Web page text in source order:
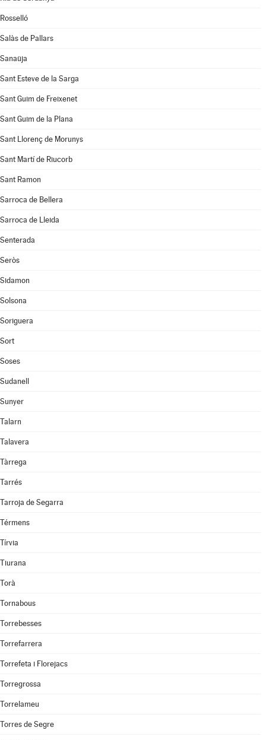
Rosselló
Salàs de Pallars
Sanaüja
Sant Esteve de la Sarga
Sant Guim de Freixenet
Sant Guim de la Plana
Sant Llorenç de Morunys
Sant Martí de Riucorb
Sant Ramon
Sarroca de Bellera
Sarroca de Lleida
Senterada
Seròs
Sidamon
Solsona
Soriguera
Sort
Soses
Sudanell
Sunyer
Talarn
Talavera
Tàrrega
Tarrés
Tarroja de Segarra
Térmens
Tírvia
Tiurana
Torà
Tornabous
Torrebesses
Torrefarrera
Torrefeta i Florejacs
Torregrossa
Torrelameu
Torres de Segre